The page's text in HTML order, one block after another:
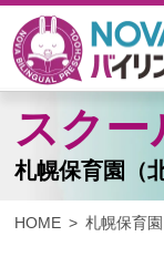
スクー
札幌保育園（
HOME 札幌保育園